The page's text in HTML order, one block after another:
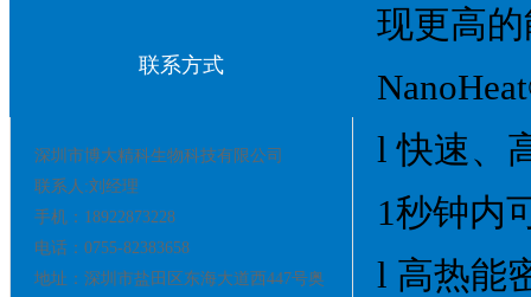
联系方式
深圳市博大精科生物科技有限公司
联系人:刘经理
手机：18922873228
电话：0755-82383658
地址：深圳市盐田区东海大道西447号奥
现更高
l 快速、
1秒钟内
l 高热能